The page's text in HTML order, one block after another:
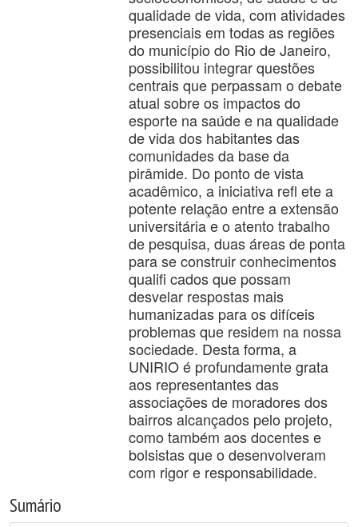
qualidade de vida, com atividades
presenciais em todas as regiões
do município do Rio de Janeiro,
possibilitou integrar questões
centrais que perpassam o debate
atual sobre os impactos do
esporte na saúde e na qualidade
de vida dos habitantes das
comunidades da base da
pirâmide. Do ponto de vista
acadêmico, a iniciativa refl ete a
potente relação entre a extensão
universitária e o atento trabalho
de pesquisa, duas áreas de ponta
para se construir conhecimentos
qualifi cados que possam
desvelar respostas mais
humanizadas para os difíceis
problemas que residem na nossa
sociedade. Desta forma, a
UNIRIO é profundamente grata
aos representantes das
associações de moradores dos
bairros alcançados pelo projeto,
como também aos docentes e
bolsistas que o desenvolveram
com rigor e responsabilidade.
Sumário